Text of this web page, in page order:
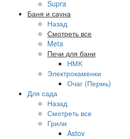
Supra
Баня и сауна
Назад
Смотреть все
Meta
Печи для бани
НМК
Электрокаменки
Очаг (Пермь)
Для сада
Назад
Смотреть все
Грили
Astov